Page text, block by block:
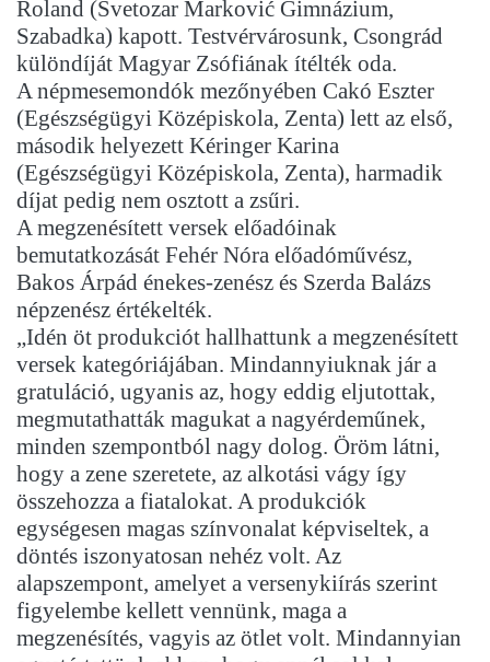
Roland (Svetozar Marković Gimnázium,
Szabadka) kapott. Testvérvárosunk, Csongrád
különdíját Magyar Zsófiának ítélték oda.
A népmesemondók mezőnyében Cakó Eszter
(Egészségügyi Középiskola, Zenta) lett az első,
második helyezett Kéringer Karina
(Egészségügyi Középiskola, Zenta), harmadik
díjat pedig nem osztott a zsűri.
A megzenésített versek előadóinak
bemutatkozását Fehér Nóra előadóművész,
Bakos Árpád énekes-zenész és Szerda Balázs
népzenész értékelték.
„Idén öt produkciót hallhattunk a megzenésített
versek kategóriájában. Mindannyiuknak jár a
gratuláció, ugyanis az, hogy eddig eljutottak,
megmutathatták magukat a nagyérdeműnek,
minden szempontból nagy dolog. Öröm látni,
hogy a zene szeretete, az alkotási vágy így
összehozza a fiatalokat. A produkciók
egységesen magas színvonalat képviseltek, a
döntés iszonyatosan nehéz volt. Az
alapszempont, amelyet a versenykiírás szerint
figyelembe kellett vennünk, maga a
megzenésítés, vagyis az ötlet volt. Mindannyian